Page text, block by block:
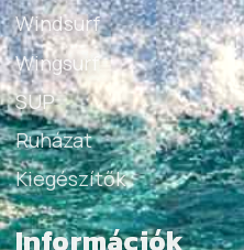
Windsurf
Wingsurf
SUP
Ruházat
Kiegészítők
Információk